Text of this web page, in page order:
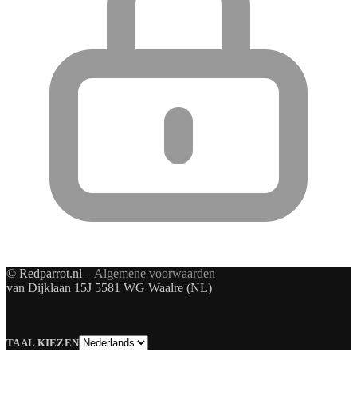
© Redparrot.nl – Algemene voorwaarden
van Dijklaan 15J 5581 WG Waalre (NL)
TAAL KIEZENTaal